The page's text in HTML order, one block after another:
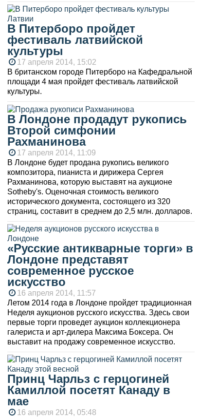
В Питерборо пройдет
фестиваль латвийской
культуры
17 апреля 2014, 15:02
В британском городе Питерборо на Кафедральной
площади 4 мая пройдет фестиваль латвийской
культуры.
В Лондоне продадут рукопись
Второй симфонии
Рахманинова
17 апреля 2014, 11:09
В Лондоне будет продана рукопись великого
композитора, пианиста и дирижера Сергея
Рахманинова, которую выставят на аукционе
Sotheby's. Оценочная стоимость великого
исторического документа, состоящего из 320
страниц, составит в среднем до 2,5 млн. долларов.
«Русские антикварные торги» в
Лондоне представят
современное русское
искусство
16 апреля 2014, 11:57
Летом 2014 года в Лондоне пройдет традиционная
Неделя аукционов русского искусства. Здесь свои
первые торги проведет аукцион коллекционера
галериста и арт-дилера Максима Боксера. Он
выставит на продажу современное искусство.
Принц Чарльз с герцогиней
Камиллой посетят Канаду в
мае
16 апреля 2014, 05:48